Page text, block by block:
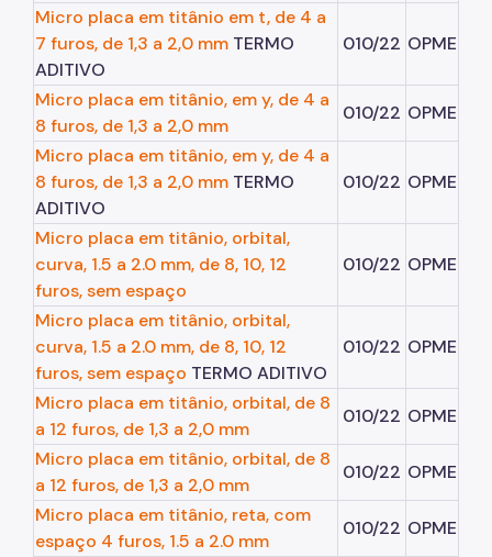
Micro placa em titânio em t, de 4 a
7 furos, de 1,3 a 2,0 mm TERMO
ADITIVO
010/22 OPME
Micro placa em titânio, em y, de 4 a
8 furos, de 1,3 a 2,0 mm
010/22 OPME
Micro placa em titânio, em y, de 4 a
8 furos, de 1,3 a 2,0 mm TERMO
ADITIVO
010/22 OPME
Micro placa em titânio, orbital,
curva, 1.5 a 2.0 mm, de 8, 10, 12
furos, sem espaço
010/22 OPME
Micro placa em titânio, orbital,
curva, 1.5 a 2.0 mm, de 8, 10, 12
furos, sem espaço TERMO ADITIVO
010/22 OPME
Micro placa em titânio, orbital, de 8
a 12 furos, de 1,3 a 2,0 mm
010/22 OPME
Micro placa em titânio, orbital, de 8
a 12 furos, de 1,3 a 2,0 mm
010/22 OPME
Micro placa em titânio, reta, com
espaço 4 furos, 1.5 a 2.0 mm
010/22 OPME